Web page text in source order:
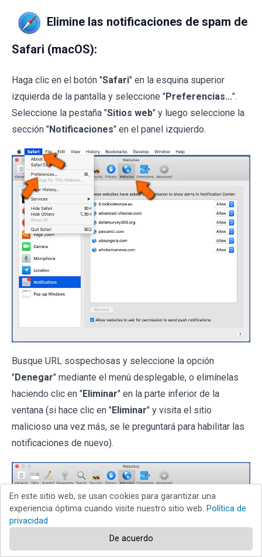
Elimine las notificaciones de spam de
Safari (macOS):
Haga clic en el botón "Safari" en la esquina superior
izquierda de la pantalla y seleccione "Preferencias...".
Seleccione la pestaña "Sitios web" y luego seleccione la
sección "Notificaciones" en el panel izquierdo.
Busque URL sospechosas y seleccione la opción
"Denegar" mediante el menú desplegable, o elimínelas
haciendo clic en "Eliminar" en la parte inferior de la
ventana (si hace clic en "Eliminar" y visita el sitio
malicioso una vez más, se le preguntará para habilitar las
notificaciones de nuevo).
En este sitio web, se usan cookies para garantizar una
experiencia óptima cuando visite nuestro sitio web. Política de
privacidad
De acuerdo